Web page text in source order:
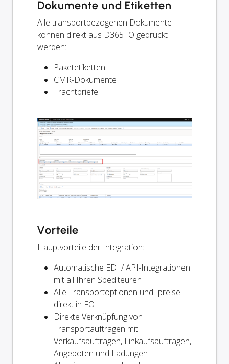
Dokumente und Etiketten
Alle transportbezogenen Dokumente
können direkt aus D365FO gedruckt
werden:
Paketetiketten
CMR-Dokumente
Frachtbriefe
Vorteile
Hauptvorteile der Integration:
Automatische EDI / API-Integrationen
mit all Ihren Spediteuren
Alle Transportoptionen und -preise
direkt in FO
Direkte Verknüpfung von
Transportaufträgen mit
Verkaufsaufträgen, Einkaufsaufträgen,
Angeboten und Ladungen